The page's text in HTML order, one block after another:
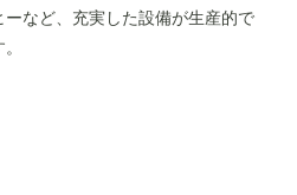
など、充実した設備が生産的で